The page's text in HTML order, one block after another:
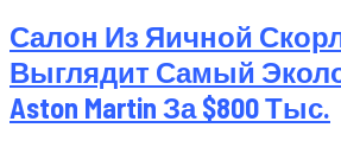
Салон Из Яичной
Выглядит Самый
Aston Martin За $800 Тыс.